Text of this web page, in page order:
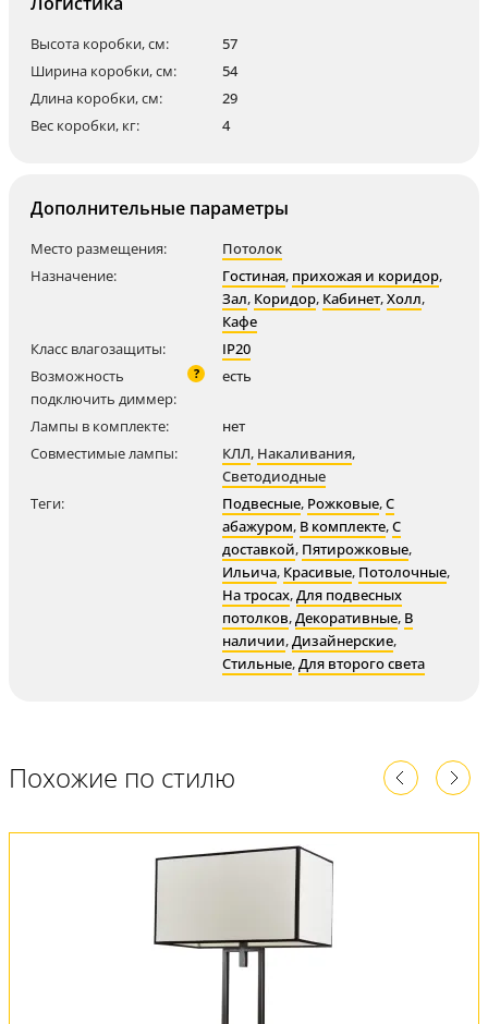
Высота коробки, см:
57
Ширина коробки, см:
54
Длина коробки, см:
29
Вес коробки, кг:
4
Дополнительные параметры
Место размещения:
Потолок
Назначение:
Гостиная, прихожая и коридор,
Зал, Коридор, Кабинет,Холл,
Кафе
Класс влагозащиты:
IP20
Возможность
подключить диммер:
? есть
Лампы в комплекте:
нет
Совместимые лампы:
КЛЛ, Накаливания,
Светодиодные
Теги:
Подвесные, Рожковые,С
абажуром, В комплекте,С
доставкой, Пятирожковые,
Ильича, Красивые, Потолочные,
На тросах,Для подвесных
потолков,Декоративные, В
наличии,Дизайнерские,
Стильные,Для второго света
Похожие по стилю